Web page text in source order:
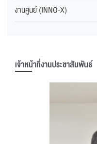
งานศูนย์ (INNO-X)
เจ้าหน้าที่งานประชาสัมพันธ์